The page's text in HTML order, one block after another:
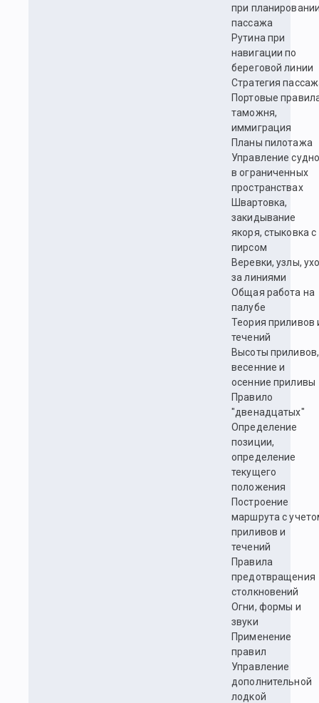
при
пассажа
Рутина при
навигации по
береговой линии
Стратегия
Портовые
таможня,
иммиграция
Планы пилотажа
Управление
в ограниченных
пространствах
Швартовка,
закидывание
якоря, стыковка с
пирсом
Веревки, узлы,
за линиями
Общая работа на
палубе
Теория приливов
течений
Высоты приливов,
весенние и
осенние приливы
Правило
"двенадцатых"
Определение
позиции,
определение
текущего
положения
Построение
маршрута с
приливов и
течений
Правила
предотвращения
столкновений
Огни, формы и
звуки
Применение
правил
Управление
дополнительной
лодкой